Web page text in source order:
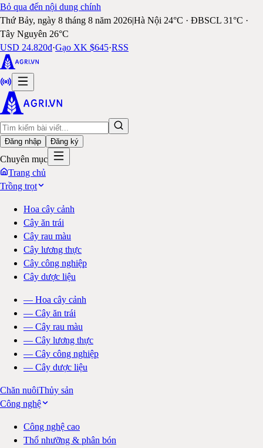
Bỏ qua đến nội dung chính
Thứ Bảy, ngày 8 tháng 8 năm 2026|Hà Nội 24°C · ĐBSCL 31°C ·
Tây Nguyên 26°C
USD 24.820đ·Gạo XK $645·RSS
Đăng nhập Đăng ký
Chuyên mục
Trang chủ
Trồng trọt
Hoa cây cảnh
Cây ăn trái
Cây rau màu
Cây lương thực
Cây công nghiệp
Cây dược liệu
— Hoa cây cảnh
— Cây ăn trái
— Cây rau màu
— Cây lương thực
— Cây công nghiệp
— Cây dược liệu
Chăn nuôiThủy sản
Công nghệ
Công nghệ cao
Thổ nhưỡng & phân bón